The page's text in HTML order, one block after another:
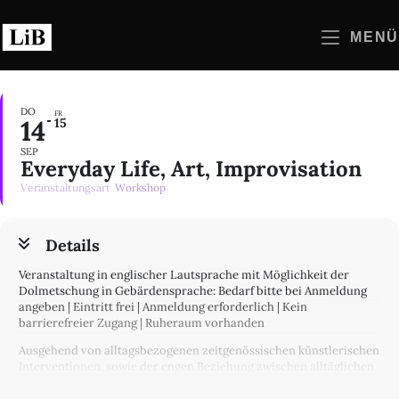
Inhalt
springen
MENÜ
DO
14
SEP
FR
15
Everyday Life, Art, Improvisation
Veranstaltungsart Workshop
Details
Veranstaltung in englischer Lautsprache mit Möglichkeit der
Dolmetschung in Gebärdensprache: Bedarf bitte bei Anmeldung
angeben | Eintritt frei | Anmeldung erforderlich | Kein
barrierefreier Zugang | Ruheraum vorhanden
Ausgehend von alltagsbezogenen zeitgenössischen künstlerischen
Interventionen, sowie der engen Beziehung zwischen alltäglichen